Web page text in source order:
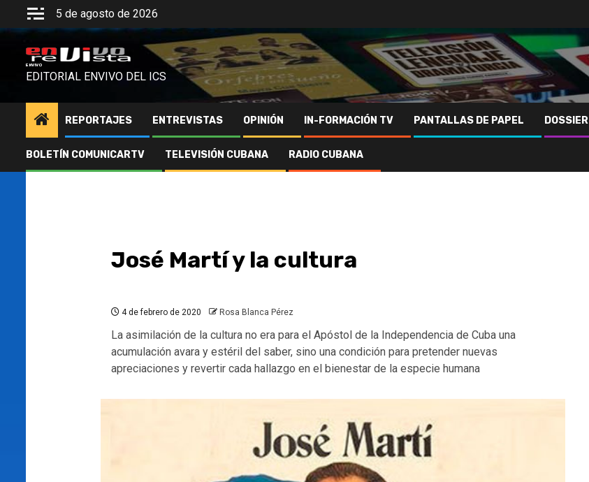
5 de agosto de 2026
ENVIVO
EDITORIAL ENVIVO DEL ICS
REPORTAJES ENTREVISTAS OPINIÓN IN-FORMACIÓN TV PANTALLAS DE PAPEL DOSSIER
BOLETÍN COMUNICARTV TELEVISIÓN CUBANA RADIO CUBANA
José Martí y la cultura
4 de febrero de 2020 Rosa Blanca Pérez
La asimilación de la cultura no era para el Apóstol de la Independencia de Cuba una
acumulación avara y estéril del saber, sino una condición para pretender nuevas
apreciaciones y revertir cada hallazgo en el bienestar de la especie humana